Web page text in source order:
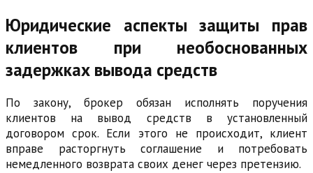
Юридические аспекты защиты прав
клиентов при необоснованных
задержках вывода средств
По закону, брокер обязан исполнять поручения
клиентов на вывод средств в установленный
договором срок. Если этого не происходит, клиент
вправе расторгнуть соглашение и потребовать
немедленного возврата своих денег через претензию.